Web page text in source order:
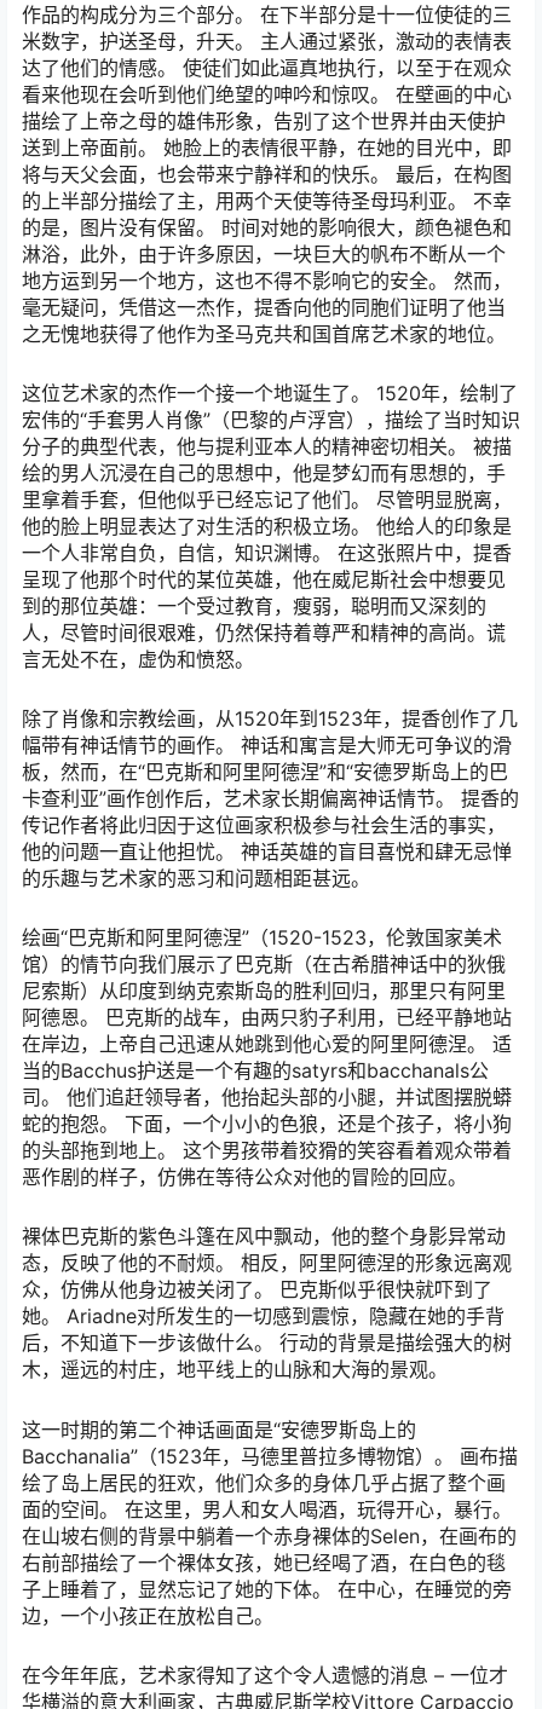
作品的构成分为三个部分。 在下半部分是十一位使徒的三
米数字，护送圣母，升天。 主人通过紧张，激动的表情表
达了他们的情感。 使徒们如此逼真地执行，以至于在观众
看来他现在会听到他们绝望的呻吟和惊叹。 在壁画的中心
描绘了上帝之母的雄伟形象，告别了这个世界并由天使护
送到上帝面前。 她脸上的表情很平静，在她的目光中，即
将与天父会面，也会带来宁静祥和的快乐。 最后，在构图
的上半部分描绘了主，用两个天使等待圣母玛利亚。 不幸
的是，图片没有保留。 时间对她的影响很大，颜色褪色和
淋浴，此外，由于许多原因，一块巨大的帆布不断从一个
地方运到另一个地方，这也不得不影响它的安全。 然而，
毫无疑问，凭借这一杰作，提香向他的同胞们证明了他当
之无愧地获得了他作为圣马克共和国首席艺术家的地位。
这位艺术家的杰作一个接一个地诞生了。 1520年，绘制了
宏伟的“手套男人肖像”（巴黎的卢浮宫），描绘了当时知识
分子的典型代表，他与提利亚本人的精神密切相关。 被描
绘的男人沉浸在自己的思想中，他是梦幻而有思想的，手
里拿着手套，但他似乎已经忘记了他们。 尽管明显脱离，
他的脸上明显表达了对生活的积极立场。 他给人的印象是
一个人非常自负，自信，知识渊博。 在这张照片中，提香
呈现了他那个时代的某位英雄，他在威尼斯社会中想要见
到的那位英雄：一个受过教育，瘦弱，聪明而又深刻的
人，尽管时间很艰难，仍然保持着尊严和精神的高尚。谎
言无处不在，虚伪和愤怒。
除了肖像和宗教绘画，从1520年到1523年，提香创作了几
幅带有神话情节的画作。 神话和寓言是大师无可争议的滑
板，然而，在“巴克斯和阿里阿德涅”和“安德罗斯岛上的巴
卡查利亚”画作创作后，艺术家长期偏离神话情节。 提香的
传记作者将此归因于这位画家积极参与社会生活的事实，
他的问题一直让他担忧。 神话英雄的盲目喜悦和肆无忌惮
的乐趣与艺术家的恶习和问题相距甚远。
绘画“巴克斯和阿里阿德涅”（1520-1523，伦敦国家美术
馆）的情节向我们展示了巴克斯（在古希腊神话中的狄俄
尼索斯）从印度到纳克索斯岛的胜利回归，那里只有阿里
阿德恩。 巴克斯的战车，由两只豹子利用，已经平静地站
在岸边，上帝自己迅速从她跳到他心爱的阿里阿德涅。 适
当的Bacchus护送是一个有趣的satyrs和bacchanals公
司。 他们追赶领导者，他抬起头部的小腿，并试图摆脱蟒
蛇的抱怨。 下面，一个小小的色狼，还是个孩子，将小狗
的头部拖到地上。 这个男孩带着狡猾的笑容看着观众带着
恶作剧的样子，仿佛在等待公众对他的冒险的回应。
裸体巴克斯的紫色斗篷在风中飘动，他的整个身影异常动
态，反映了他的不耐烦。 相反，阿里阿德涅的形象远离观
众，仿佛从他身边被关闭了。 巴克斯似乎很快就吓到了
她。 Ariadne对所发生的一切感到震惊，隐藏在她的手背
后，不知道下一步该做什么。 行动的背景是描绘强大的树
木，遥远的村庄，地平线上的山脉和大海的景观。
这一时期的第二个神话画面是“安德罗斯岛上的
Bacchanalia”（1523年，马德里普拉多博物馆）。 画布描
绘了岛上居民的狂欢，他们众多的身体几乎占据了整个画
面的空间。 在这里，男人和女人喝酒，玩得开心，暴行。
在山坡右侧的背景中躺着一个赤身裸体的Selen，在画布的
右前部描绘了一个裸体女孩，她已经喝了酒，在白色的毯
子上睡着了，显然忘记了她的下体。 在中心，在睡觉的旁
边，一个小孩正在放松自己。
在今年年底，艺术家得知了这个令人遗憾的消息 – 一位才
华横溢的意大利画家，古典威尼斯学校Vittore Carpaccio